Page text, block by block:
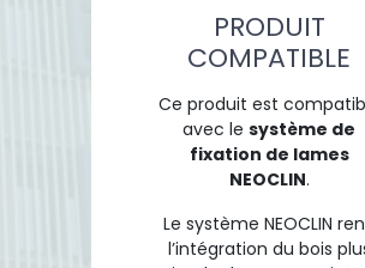
PRODUIT
COMPATIBLE
Ce produit est
avec le système de
fixation de lames
NEOCLIN.
Le système NEOCLIN
l’intégration du bois